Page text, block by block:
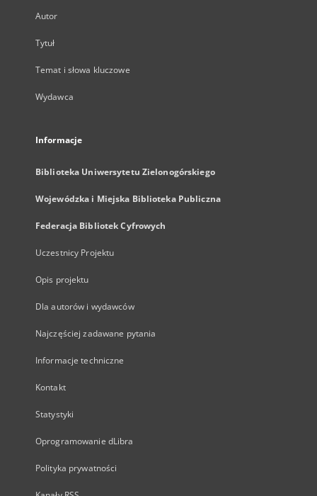
Autor
Tytuł
Temat i słowa kluczowe
Wydawca
Informacje
Biblioteka Uniwersytetu Zielonogórskiego
Wojewódzka i Miejska Biblioteka Publiczna
Federacja Bibliotek Cyfrowych
Uczestnicy Projektu
Opis projektu
Dla autorów i wydawców
Najczęściej zadawane pytania
Informacje techniczne
Kontakt
Statystyki
Oprogramowanie dLibra
Polityka prywatności